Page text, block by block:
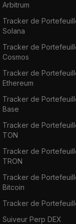
Arbitrum
Tracker de
Solana
Tracker de
Cosmos
Tracker de
Ethereum
Tracker de
Base
Tracker de
TON
Tracker de
TRON
Tracker de
Bitcoin
Tracker de
Suiveur Perp DEX